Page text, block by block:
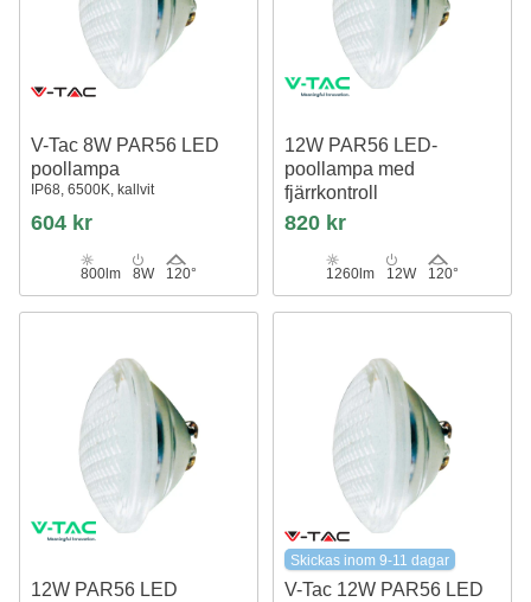
V-Tac 8W PAR56 LED
poollampa
IP68, 6500K, kallvit
604 kr
800lm 8W 120°
12W PAR56 LED-
poollampa med
fjärrkontroll
RGB, IP68
820 kr
1260lm 12W 120°
12W PAR56 LED
Skickas inom 9-11 dagar
V-Tac 12W PAR56 LED